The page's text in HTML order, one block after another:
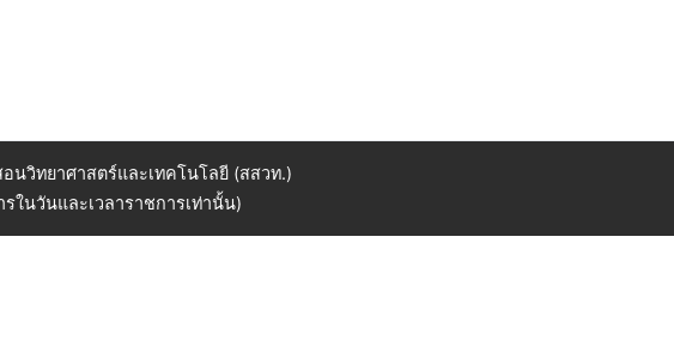
นวิทยาศาสตร์และเทคโนโลยี (สสวท.)
รในวันและเวลาราชการเท่านั้น)